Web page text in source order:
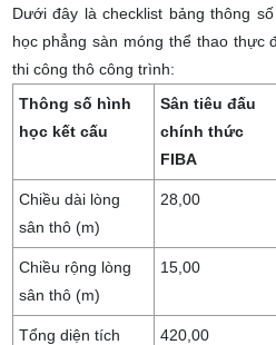
Dưới đây là checklist bảng thông
học phẳng sàn móng thể thao thực
thi công thô công trình:
Thông số hình
học kết cấu
Sân tiêu đấu
chính thức
FIBA
Chiều dài lòng
sân thô (m)
28,00
Chiều rộng lòng
sân thô (m)
15,00
Tổng diện tích
420,00